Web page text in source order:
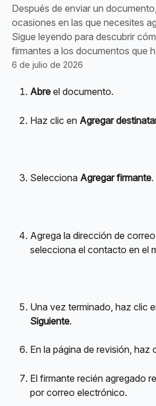
Después de enviar un
ocasiones en las que necesites
Sigue leyendo para descubrir
firmantes a los documentos que
6 de julio de 2026
Abre el documento.
Haz clic en Agregar
Selecciona Agregar firmante.
Agrega la dirección de
selecciona el contacto en el
Una vez terminado, haz clic
Siguiente.
En la página de revisión, haz
El firmante recién agregado
por correo electrónico.